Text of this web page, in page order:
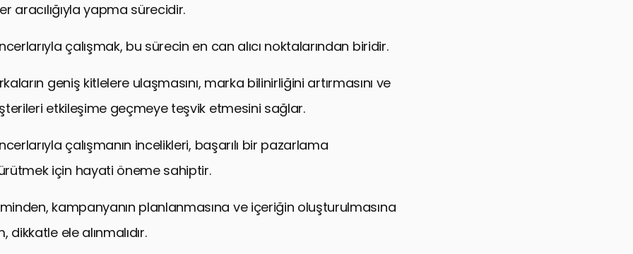
aracılığıyla yapma sürecidir.
çalışmak, bu sürecin en can alıcı noktalarından biridir.
geniş kitlelere ulaşmasını, marka bilinirliğini artırmasını ve
etkileşime geçmeye teşvik etmesini sağlar.
çalışmanın incelikleri, başarılı bir pazarlama
için hayati öneme sahiptir.
kampanyanın planlanmasına ve içeriğin oluşturulmasına
dikkatle ele alınmalıdır.